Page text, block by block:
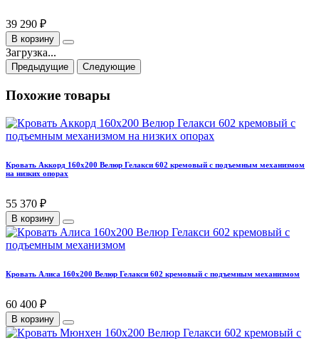
39 290 ₽
В корзину
Загрузка...
Предыдущие Следующие
Похожие товары
Кровать Аккорд 160х200 Велюр Гелакси 602 кремовый с подъемным механизмом
на низких опорах
55 370 ₽
В корзину
Кровать Алиса 160х200 Велюр Гелакси 602 кремовый с подъемным механизмом
60 400 ₽
В корзину